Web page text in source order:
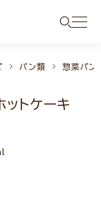
パン類 惣菜パン
ットケーキ